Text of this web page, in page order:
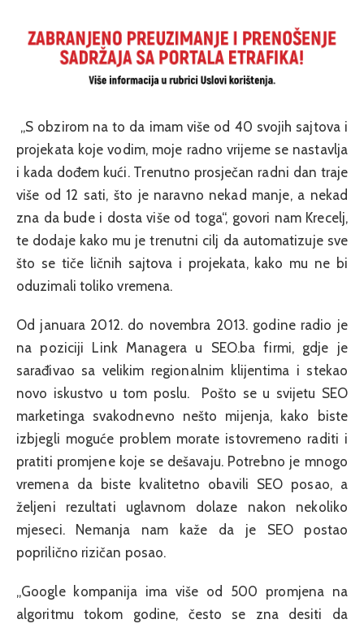
„S obzirom na to da imam više od 40 svojih sajtova i
projekata koje vodim, moje radno vrijeme se nastavlja
i kada dođem kući. Trenutno prosječan radni dan traje
više od 12 sati, što je naravno nekad manje, a nekad
zna da bude i dosta više od toga“, govori nam Krecelj,
te dodaje kako mu je trenutni cilj da automatizuje sve
što se tiče ličnih sajtova i projekata, kako mu ne bi
oduzimali toliko vremena.
Od januara 2012. do novembra 2013. godine radio je
na poziciji Link Managera u SEO.ba firmi, gdje je
sarađivao sa velikim regionalnim klijentima i stekao
novo iskustvo u tom poslu. Pošto se u svijetu SEO
marketinga svakodnevno nešto mijenja, kako biste
izbjegli moguće problem morate istovremeno raditi i
pratiti promjene koje se dešavaju. Potrebno je mnogo
vremena da biste kvalitetno obavili SEO posao, a
željeni rezultati uglavnom dolaze nakon nekoliko
mjeseci. Nemanja nam kaže da je SEO postao
poprilično rizičan posao.
„Google kompanija ima više od 500 promjena na
algoritmu tokom godine, često se zna desiti da